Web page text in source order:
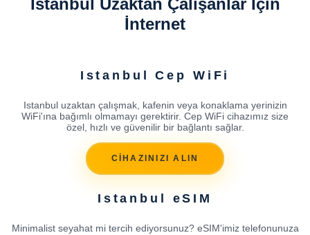
Istanbul Uzaktan Çalışanlar İçin
İnternet
Istanbul Cep WiFi
Istanbul uzaktan çalışmak, kafenin veya konaklama yerinizin
WiFi'ına bağımlı olmamayı gerektirir. Cep WiFi cihazımız size
özel, hızlı ve güvenilir bir bağlantı sağlar.
CİHAZINIZI ALIN
Istanbul eSIM
Minimalist seyahat mi tercih ediyorsunuz? eSIM'imiz telefonunuza